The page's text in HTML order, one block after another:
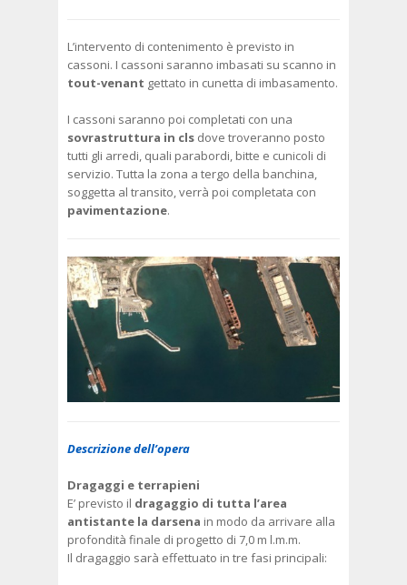
L’intervento di contenimento è previsto in
cassoni. I cassoni saranno imbasati su scanno in
tout-venant gettato in cunetta di imbasamento.
I cassoni saranno poi completati con una
sovrastruttura in cls dove troveranno posto
tutti gli arredi, quali parabordi, bitte e cunicoli di
servizio. Tutta la zona a tergo della banchina,
soggetta al transito, verrà poi completata con
pavimentazione.
Descrizione dell’opera
Dragaggi e terrapieni
E’ previsto il dragaggio di tutta l’area
antistante la darsena in modo da arrivare alla
profondità finale di progetto di 7,0 m l.m.m.
Il dragaggio sarà effettuato in tre fasi principali: